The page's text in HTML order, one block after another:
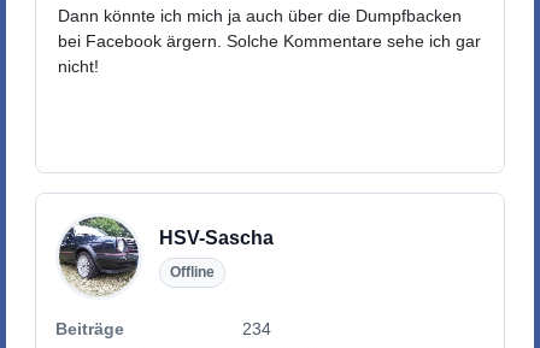
Dann könnte ich mich ja auch über die Dumpfbacken
bei Facebook ärgern. Solche Kommentare sehe ich gar
nicht!
HSV-Sascha
Offline
Beiträge
234